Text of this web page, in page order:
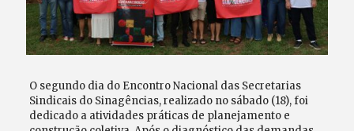
O segundo dia do Encontro Nacional das Secretarias
Sindicais do Sinagências, realizado no sábado (18), foi
dedicado a atividades práticas de planejamento e